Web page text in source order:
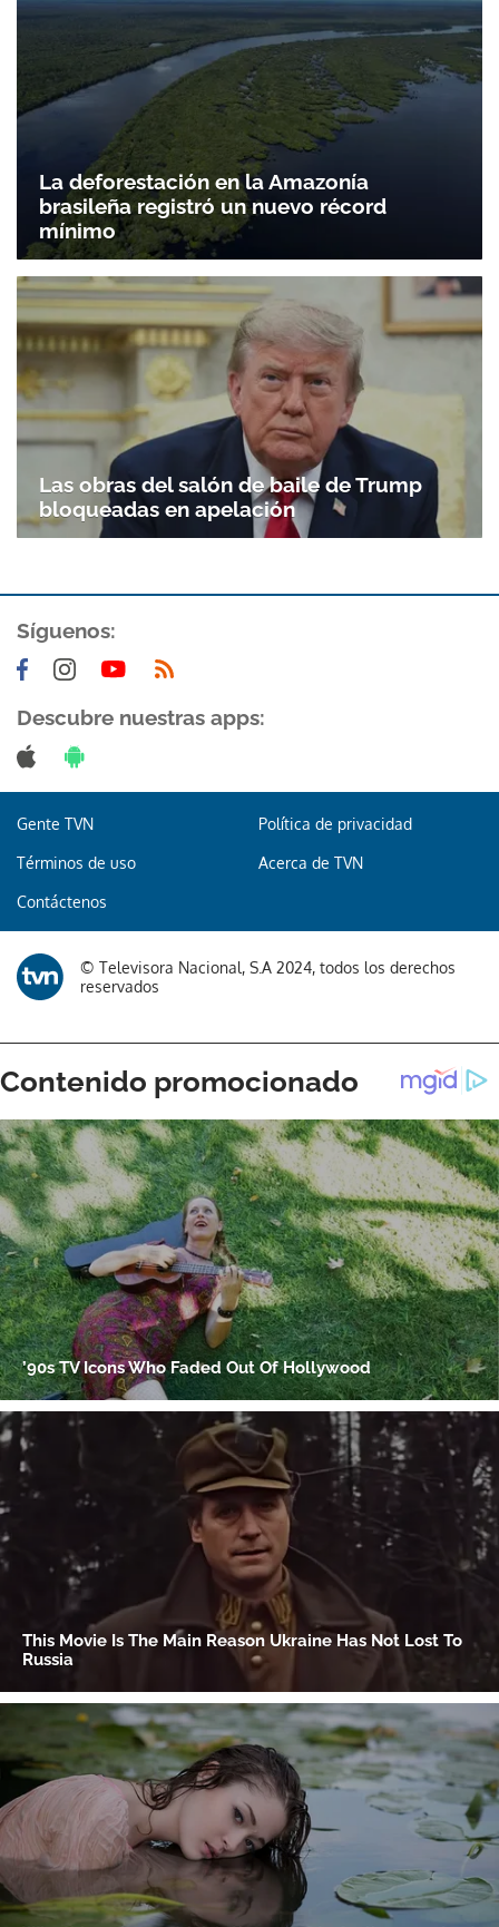
Gracias por suscribirte a nuestro boletín.
La deforestación en la Amazonía
brasileña registró un nuevo récord
mínimo
Las obras del salón de baile de Trump
bloqueadas en apelación
Síguenos:
Descubre nuestras apps:
Gente TVN Política de privacidad
Términos de uso Acerca de TVN
Contáctenos
© Televisora Nacional, S.A 2024, todos los derechos
reservados